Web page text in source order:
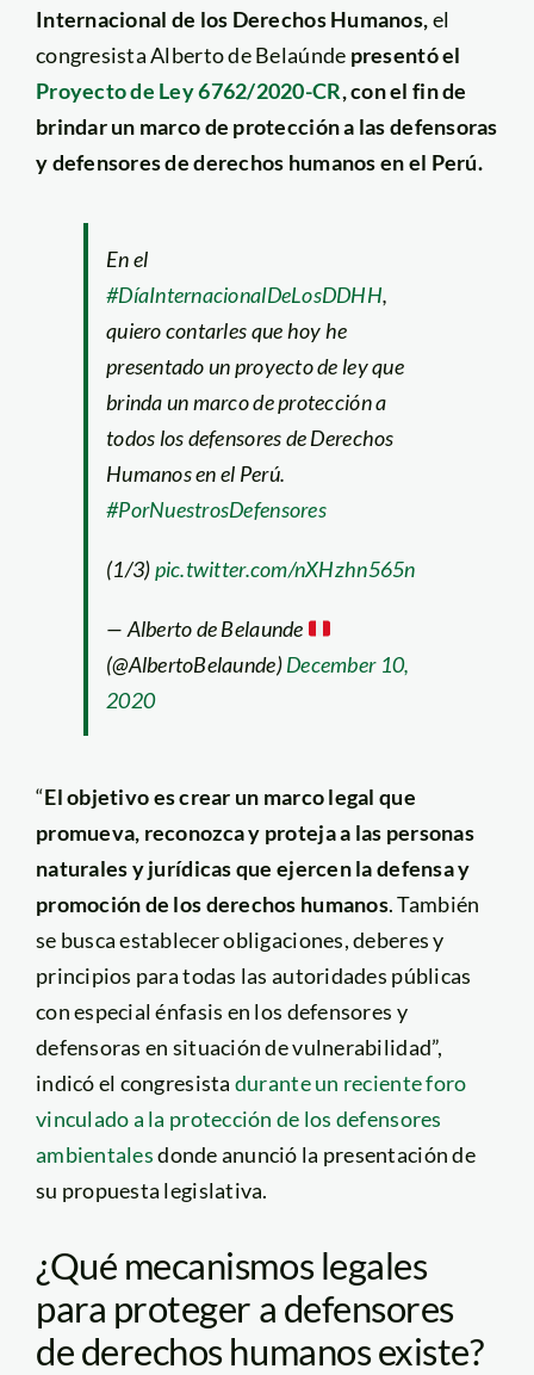
Internacional de los Derechos Humanos,el
congresista Alberto de Belaúnde presentó el
Proyecto de Ley 6762/2020-CR, con el fin de
brindar un marco de protección a las defensoras
y defensores de derechos humanos en el Perú.
En el
#DíaInternacionalDeLosDDHH,
quiero contarles que hoy he
presentado un proyecto de ley que
brinda un marco de protección a
todos los defensores de Derechos
Humanos en el Perú.
#PorNuestrosDefensores
(1/3)pic.twitter.com/nXHzhn565n
— Alberto de Belaunde
(@AlbertoBelaunde)December 10,
2020
“El objetivo es crear un marco legal que
promueva, reconozca y proteja a las personas
naturales y jurídicas que ejercen la defensa y
promoción de los derechos humanos. También
se busca establecer obligaciones, deberes y
principios para todas las autoridades públicas
con especial énfasis en los defensores y
defensoras en situación de vulnerabilidad”,
indicó el congresista durante un reciente foro
vinculado a la protección de los defensores
ambientalesdonde anunció la presentación de
su propuesta legislativa.
¿Qué mecanismos legales
para proteger a defensores
de derechos humanos existe?